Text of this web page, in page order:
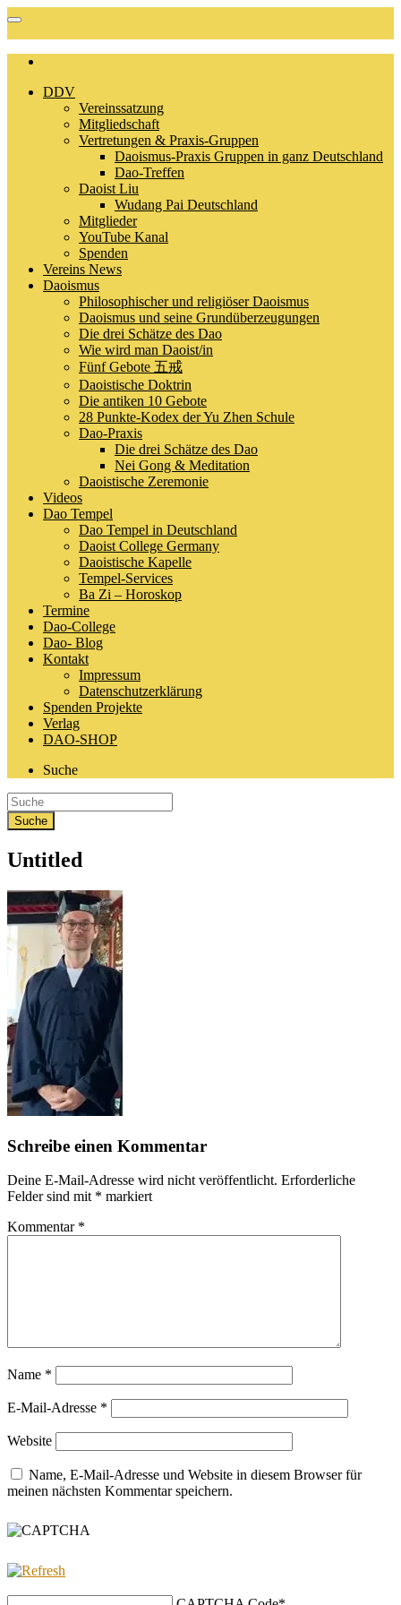
DDV
Vereinssatzung
Mitgliedschaft
Vertretungen & Praxis-Gruppen
Daoismus-Praxis Gruppen in ganz Deutschland
Dao-Treffen
Daoist Liu
Wudang Pai Deutschland
Mitglieder
YouTube Kanal
Spenden
Vereins News
Daoismus
Philosophischer und religiöser Daoismus
Daoismus und seine Grundüberzeugungen
Die drei Schätze des Dao
Wie wird man Daoist/in
Fünf Gebote 五戒
Daoistische Doktrin
Die antiken 10 Gebote
28 Punkte-Kodex der Yu Zhen Schule
Dao-Praxis
Die drei Schätze des Dao
Nei Gong & Meditation
Daoistische Zeremonie
Videos
Dao Tempel
Dao Tempel in Deutschland
Daoist College Germany
Daoistische Kapelle
Tempel-Services
Ba Zi – Horoskop
Termine
Dao-College
Dao- Blog
Kontakt
Impressum
Datenschutzerklärung
Spenden Projekte
Verlag
DAO-SHOP
Suche
Untitled
Schreibe einen Kommentar
Deine E-Mail-Adresse wird nicht veröffentlicht. Erforderliche
Felder sind mit * markiert
Kommentar *
Name *
E-Mail-Adresse *
Website
Name, E-Mail-Adresse und Website in diesem Browser für
meinen nächsten Kommentar speichern.